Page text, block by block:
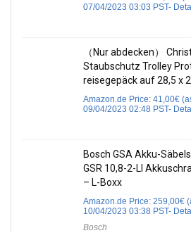
07/04/2023 03:03 PST-
（Nur abdecken）
Staubschutz Trolley
reisegepäck auf 28,5 x
Amazon.de Price: 41,00€
09/04/2023 02:48 PST-
Bosch GSA Akku-
GSR 10,8-2-LI
– L-Boxx
Amazon.de Price: 259,00€
10/04/2023 03:38 PST-
Bosch